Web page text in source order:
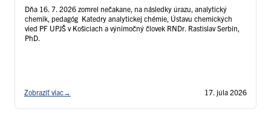
Dňa 16. 7. 2026 zomrel nečakane, na následky úrazu, analytický
chemik, pedagóg Katedry analytickej chémie, Ústavu chemických
vied PF UPJŠ v Košiciach a výnimočný človek RNDr. Rastislav Serbin,
PhD.
Zobraziť viac→ 17. júla 2026